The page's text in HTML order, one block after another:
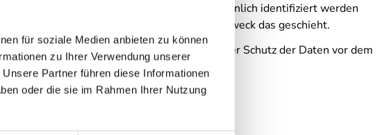
für soziale Medien anbieten zu können
zu Ihrer Verwendung unserer
Partner führen diese Informationen
oder die sie im Rahmen Ihrer Nutzung
Daten sind Daten, mit denen Sie persönlich identifiziert werden
Sie erläutert auch, wie und zu welchem Zweck das geschieht.
aufweisen kann. Ein lückenloser Schutz der Daten vor dem